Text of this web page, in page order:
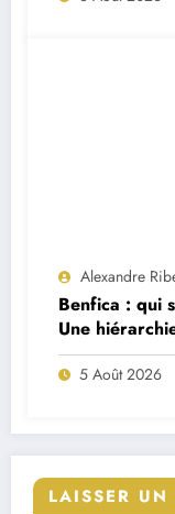
Alexandre
Benfica : qui
Une
deux départs
5 Août 2026
LAISSER UN